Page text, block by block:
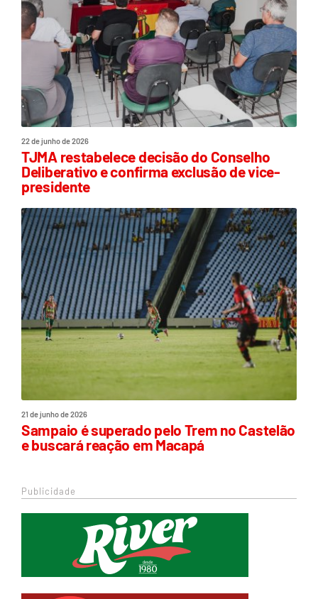
22 de junho de 2026
TJMA restabelece decisão do Conselho
Deliberativo e confirma exclusão de vice-
presidente
21 de junho de 2026
Sampaio é superado pelo Trem no Castelão
e buscará reação em Macapá
Publicidade